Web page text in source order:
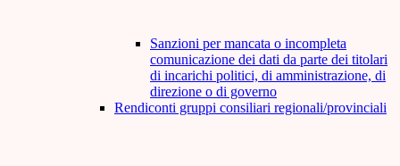
Sanzioni per mancata o incompleta
comunicazione dei dati da parte dei titolari
di incarichi politici, di amministrazione, di
direzione o di governo
Rendiconti gruppi consiliari regionali/provinciali